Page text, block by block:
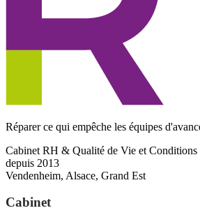
Réparer ce qui empêche les équipes
Cabinet RH & Qualité de Vie et
depuis 2013
Vendenheim, Alsace, Grand Est
Cabinet